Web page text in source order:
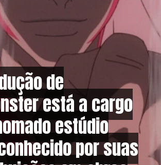
de
está a cargo
estúdio
conhecido por suas
de
está a cargo
estúdio
conhecido por suas